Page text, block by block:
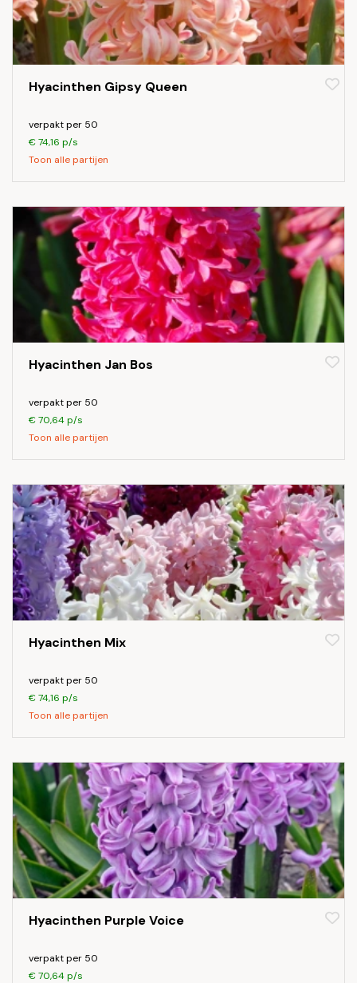
Hyacinthen Gipsy Queen
verpakt per 50
€ 74,16 p/s
Toon alle partijen
Hyacinthen Jan Bos
verpakt per 50
€ 70,64 p/s
Toon alle partijen
Hyacinthen Mix
verpakt per 50
€ 74,16 p/s
Toon alle partijen
Hyacinthen Purple Voice
verpakt per 50
€ 70,64 p/s